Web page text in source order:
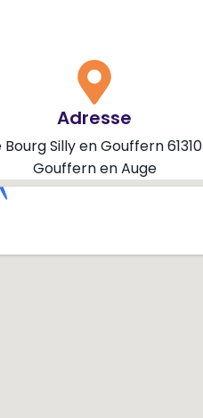
Adresse
Bourg Silly en Gouffern 61310
Gouffern en Auge